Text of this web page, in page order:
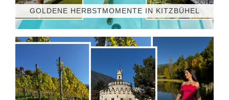
GOLDENE HERBSTMOMENTE IN KITZBÜHEL